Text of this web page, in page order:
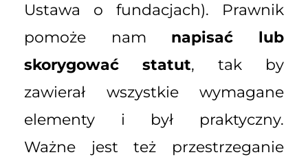
Ustawa o fundacjach). Prawnik
pomoże nam napisać lub
skorygować statut, tak by
zawierał wszystkie wymagane
elementy i był praktyczny.
Ważne jest też przestrzeganie